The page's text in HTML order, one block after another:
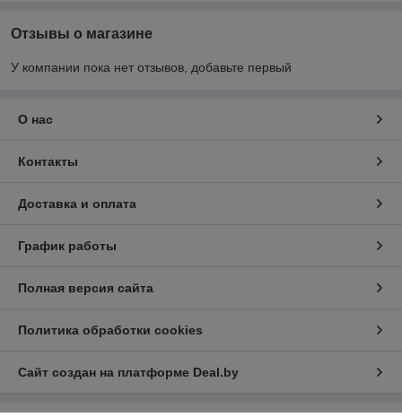
Отзывы о магазине
У компании пока нет отзывов, добавьте первый
О нас
Контакты
Доставка и оплата
График работы
Полная версия сайта
Политика обработки cookies
Сайт создан на платформе Deal.by